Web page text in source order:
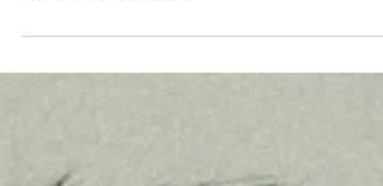
Adrian Victor